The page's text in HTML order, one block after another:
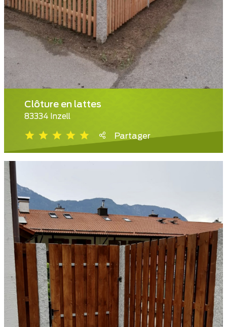
Clôture en lattes
83334 Inzell
Partager